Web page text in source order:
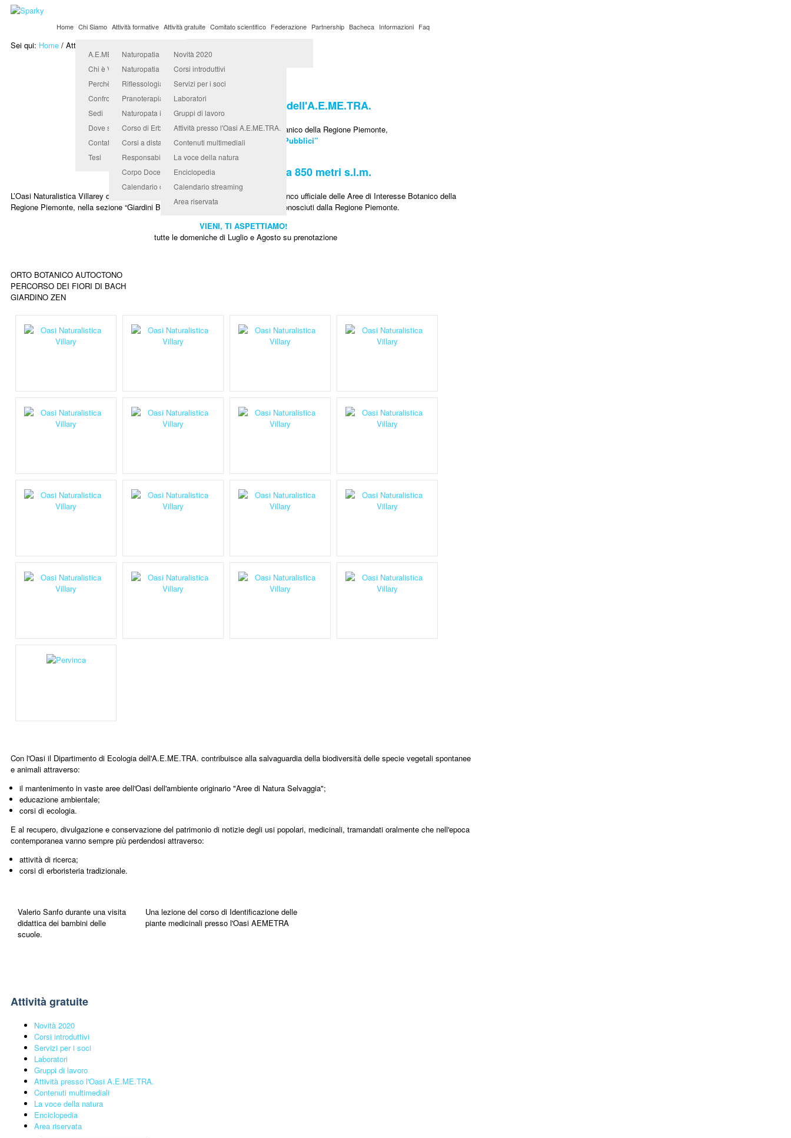
Home Chi Siamo
A.E.ME.TRA. Università Popolare
Organismo Accreditato
Chi è Valerio Sanfo
Perchè sceglierci
Confronta e scegli
Sedi
Dove siamo
Contatti
Tesi
Attività formative
Naturopatia
Naturopatia in counseling
Riflessologia
Pranoterapia quantica
Naturopata indirizzo benessere animale
Corso di Erboristeria e Fitopratica
Corsi a distanza
Responsabile didattico
Corpo Docenti
Calendario corsi
Attività gratuite
Novità 2020
Corsi introduttivi
Servizi per i soci
Laboratori
Gruppi di lavoro
Attività presso l'Oasi A.E.ME.TRA.
Contenuti multimediali
La voce della natura
Enciclopedia
Calendario streaming
Area riservata
Comitato scientifico Federazione Partnership Bacheca Informazioni Faq
Sei qui: Home / Attività presso l'Oasi A.E.ME.TRA.
Oasi Naturalistica Villarey
OASI NATURALISTICA VILLAREY dell'A.E.ME.TRA.
inserita nell’Elenco ufficiale delle Aree di Interesse Botanico della Regione Piemonte,
nella sezione“Giardini Botanici Pubblici”
50.000 mq di verde in Valgallenca a 850 metri s.l.m.
L’Oasi Naturalistica Villarey dell’A.E.ME.TRA., il 16/11/09 è stata inserita nell’Elenco ufficiale delle Aree di Interesse Botanico della
Regione Piemonte, nella sezione “Giardini Botanici Pubblici”; elenco di 17 siti riconosciuti dalla Regione Piemonte.
VIENI, TI ASPETTIAMO!
tutte le domeniche di Luglio e Agosto su prenotazione
ORTO BOTANICO AUTOCTONO
PERCORSO DEI FIORI DI BACH
GIARDINO ZEN
Con l'Oasi il Dipartimento di Ecologia dell'A.E.ME.TRA. contribuisce alla salvaguardia della biodiversità delle specie vegetali spontanee
e animali attraverso:
il mantenimento in vaste aree dell'Oasi dell'ambiente originario "Aree di Natura Selvaggia";
educazione ambientale;
corsi di ecologia.
E al recupero, divulgazione e conservazione del patrimonio di notizie degli usi popolari, medicinali, tramandati oralmente che nell'epoca
contemporanea vanno sempre più perdendosi attraverso:
attività di ricerca;
corsi di erboristeria tradizionale.
Valerio Sanfo durante una visita
didattica dei bambini delle
scuole.
Una lezione del corso di Identificazione delle
piante medicinali presso l'Oasi AEMETRA
Attività gratuite
Novità 2020
Corsi introduttivi
Servizi per i soci
Laboratori
Gruppi di lavoro
Attività presso l'Oasi A.E.ME.TRA.
Contenuti multimediali
La voce della natura
Enciclopedia
Area riservata